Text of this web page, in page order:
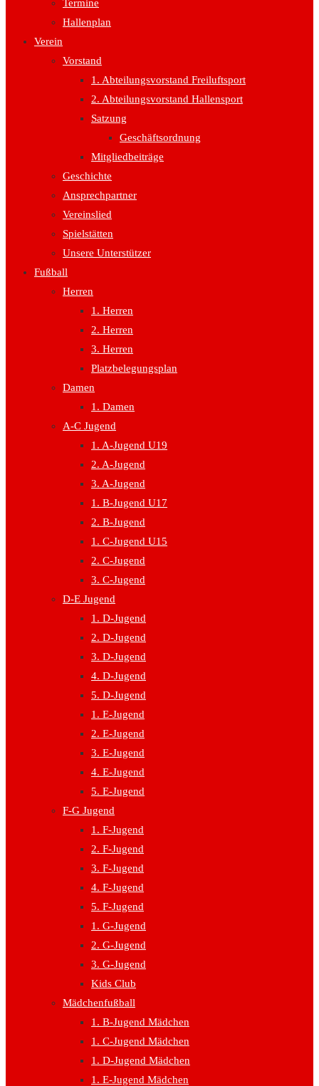
Termine
Hallenplan
Verein
Vorstand
1. Abteilungsvorstand Freiluftsport
2. Abteilungsvorstand Hallensport
Satzung
Geschäftsordnung
Mitgliedbeiträge
Geschichte
Ansprechpartner
Vereinslied
Spielstätten
Unsere Unterstützer
Fußball
Herren
1. Herren
2. Herren
3. Herren
Platzbelegungsplan
Damen
1. Damen
A-C Jugend
1. A-Jugend U19
2. A-Jugend
3. A-Jugend
1. B-Jugend U17
2. B-Jugend
1. C-Jugend U15
2. C-Jugend
3. C-Jugend
D-E Jugend
1. D-Jugend
2. D-Jugend
3. D-Jugend
4. D-Jugend
5. D-Jugend
1. E-Jugend
2. E-Jugend
3. E-Jugend
4. E-Jugend
5. E-Jugend
F-G Jugend
1. F-Jugend
2. F-Jugend
3. F-Jugend
4. F-Jugend
5. F-Jugend
1. G-Jugend
2. G-Jugend
3. G-Jugend
Kids Club
Mädchenfußball
1. B-Jugend Mädchen
1. C-Jugend Mädchen
1. D-Jugend Mädchen
1. E-Jugend Mädchen